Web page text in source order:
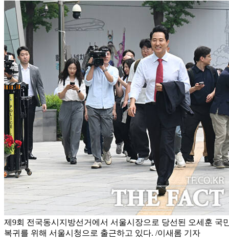
제9회 전국동시지방선거에서 서울시장으로 당선된 오세훈 국
복귀를 위해 서울시청으로 출근하고 있다. /이새롬 기자